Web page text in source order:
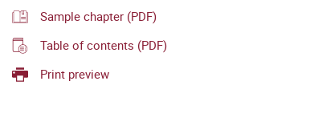
Sample chapter (PDF)
Table of contents (PDF)
Print preview